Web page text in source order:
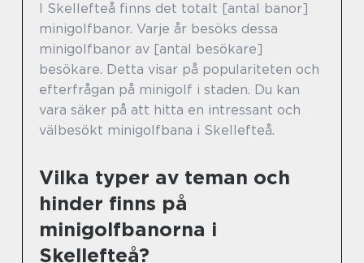
I Skellefteå finns det totalt [antal banor]
minigolfbanor. Varje år besöks dessa
minigolfbanor av [antal besökare]
besökare. Detta visar på populariteten och
efterfrågan på minigolf i staden. Du kan
vara säker på att hitta en intressant och
välbesökt minigolfbana i Skellefteå.
Vilka typer av teman och
hinder finns på
minigolfbanorna i
Skellefteå?